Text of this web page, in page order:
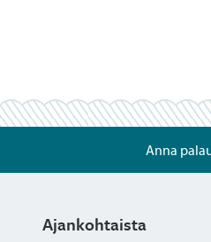
Anna
Ajankohtaista